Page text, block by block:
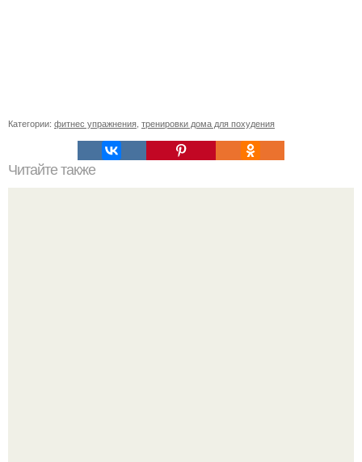
Категории: фитнес упражнения, тренировки дома для похудения
Читайте также